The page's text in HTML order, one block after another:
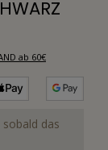
ab 60€
das